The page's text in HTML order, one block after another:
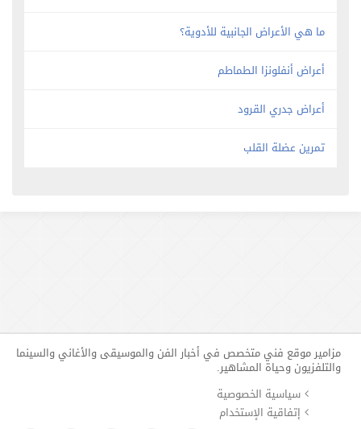
ما هي الأعراض الجانبية للأدوية؟
أعراض أنفلونزا الطماطم
أعراض جدري القرود
تمرين عضلة القلب
مزامير موقع فني متخصص في أخبار الفن والموسيقى والأغاني والسينما
والتلفزيون وحياة المشاهير.
سياسية الخصوصية
إتفاقية الإستخدام